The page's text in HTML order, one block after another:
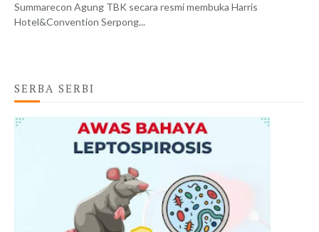
Summarecon Agung TBK secara resmi membuka Harris
Hotel&Convention Serpong...
SERBA SERBI